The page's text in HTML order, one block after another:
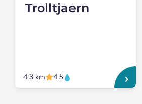
Trolltjaern
4.3 km 4.5